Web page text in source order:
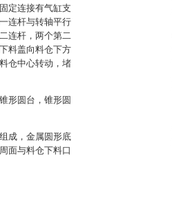
定连接有气缸支
连杆与转轴平行
连杆，两个第二
料盖向料仓下方
仓中心转动，堵
形圆台，锥形圆
成，金属圆形底
面与料仓下料口